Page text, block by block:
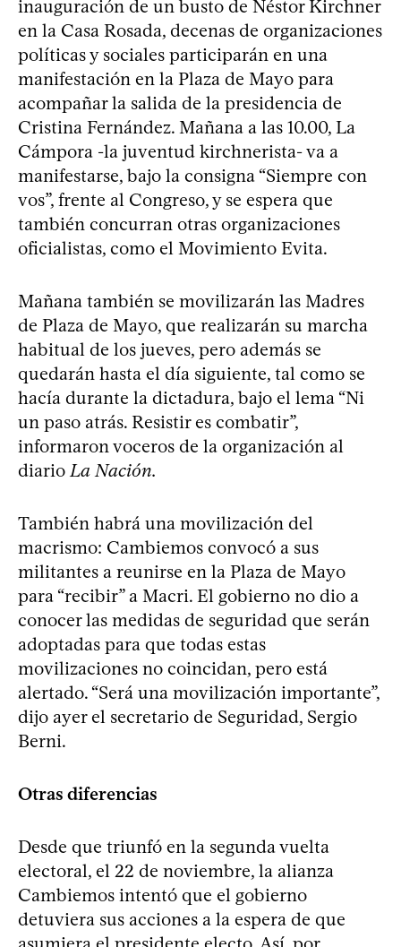
inauguración de un busto de Néstor Kirchner
en la Casa Rosada, decenas de organizaciones
políticas y sociales participarán en una
manifestación en la Plaza de Mayo para
acompañar la salida de la presidencia de
Cristina Fernández. Mañana a las 10.00, La
Cámpora -la juventud kirchnerista- va a
manifestarse, bajo la consigna “Siempre con
vos”, frente al Congreso, y se espera que
también concurran otras organizaciones
oficialistas, como el Movimiento Evita.
Mañana también se movilizarán las Madres
de Plaza de Mayo, que realizarán su marcha
habitual de los jueves, pero además se
quedarán hasta el día siguiente, tal como se
hacía durante la dictadura, bajo el lema “Ni
un paso atrás. Resistir es combatir”,
informaron voceros de la organización al
diarioLa Nación.
También habrá una movilización del
macrismo: Cambiemos convocó a sus
militantes a reunirse en la Plaza de Mayo
para “recibir” a Macri. El gobierno no dio a
conocer las medidas de seguridad que serán
adoptadas para que todas estas
movilizaciones no coincidan, pero está
alertado. “Será una movilización importante”,
dijo ayer el secretario de Seguridad, Sergio
Berni.
Otras diferencias
Desde que triunfó en la segunda vuelta
electoral, el 22 de noviembre, la alianza
Cambiemos intentó que el gobierno
detuviera sus acciones a la espera de que